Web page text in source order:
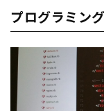
プログラミン